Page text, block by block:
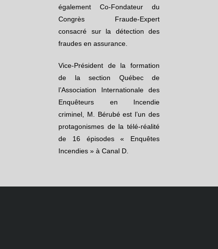
également Co-Fondateur du
Congrès Fraude-Expert
consacré sur la détection des
fraudes en assurance.
Vice-Président de la formation
de la section Québec de
l’Association Internationale des
Enquêteurs en Incendie
criminel, M. Bérubé est l’un des
protagonismes de la télé-réalité
de 16 épisodes « Enquêtes
Incendies » à Canal D.